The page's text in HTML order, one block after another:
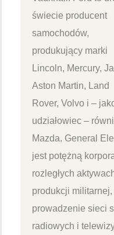
świecie producent
samochodów,
produkujący marki
Lincoln, Mercury,
Aston Martin, Land
Rover, Volvo i –
udziałowiec –
Mazda. General
jest potężną
rozległych
produkcji militarnej,
prowadzenie sieci
radiowych i